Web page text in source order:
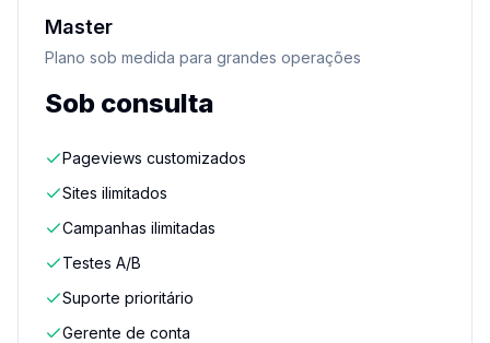
Master
Plano sob medida para grandes operações
Sob consulta
Pageviews customizados
Sites ilimitados
Campanhas ilimitadas
Testes A/B
Suporte prioritário
Gerente de conta